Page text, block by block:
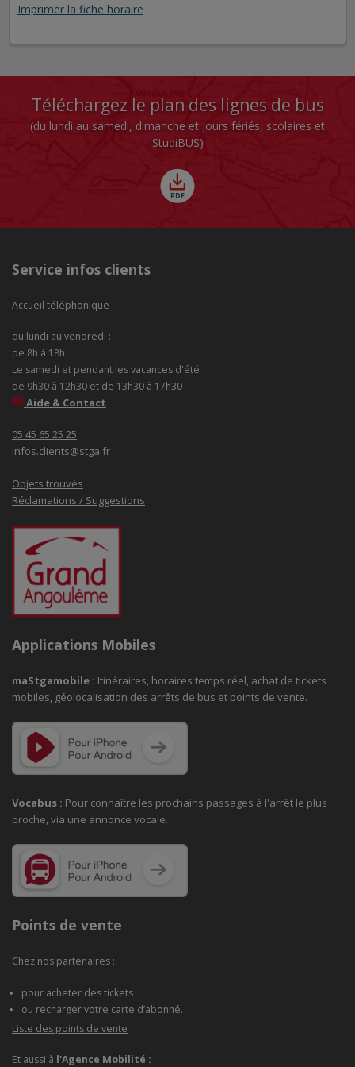
Imprimer la fiche horaire
Téléchargez le plan des lignes de bus
(du lundi au samedi, dimanche et jours fériés, scolaires et
StudiBUS)
Service infos clients
Accueil téléphonique
du lundi au vendredi :
de 8h à 18h
Le samedi et pendant les vacances d'été
de 9h30 à 12h30 et de 13h30 à 17h30
Aide & Contact
05 45 65 25 25
infos.clients@stga.fr
Objets trouvés
Réclamations / Suggestions
Applications Mobiles
maStgamobile : Itinéraires, horaires temps réel, achat de tickets
mobiles, géolocalisation des arrêts de bus et points de vente.
Vocabus : Pour connaître les prochains passages à l'arrêt le plus
proche, via une annonce vocale.
Points de vente
Chez nos partenaires :
pour acheter des tickets
ou recharger votre carte d’abonné.
Liste des points de vente
Et aussi à l'Agence Mobilité :